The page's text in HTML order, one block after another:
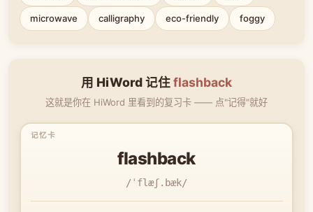
microwave calligraphy eco-friendly foggy
用 HiWord 记住flashback
这就是你在 HiWord 里看到的复习卡 —— 点"记得"就好
flashback
/ˈflæʃ.bæk/